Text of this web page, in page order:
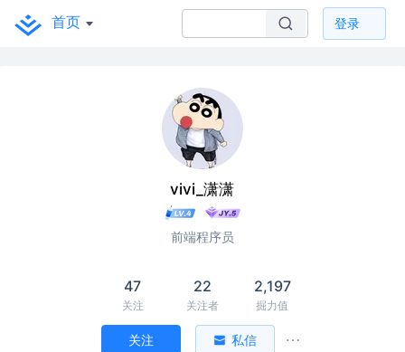
首页 登录
vivi_潇潇
前端程序员
47
关注
22
关注者
2,197
掘力值
关注 私信